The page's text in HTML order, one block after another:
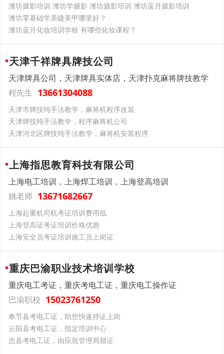
潍坊摄影培训 潍坊学摄影 潍坊摄影培训 潍坊蓝月摄影培训
潍坊零基础学美睫美甲哪里好？
潍坊蓝月化妆培训学校 有哪些化妆课程？
天津千祥牌具牌技公司
天津牌具公司，天津牌具实体店，天津扑克麻将牌技教学
程先生 13661304088
天津市牌技纯手法教学，麻将机程序改装
天津牌技纯手法教学，程序麻将机公司
天津河北区牌技纯手法教学，麻将机安装程序
上海指思教育科技有限公司
上海电工培训，上海焊工培训，上海登高培训
姚老师 13671682667
上海起重机司机考证培训费用低
上海登高证考证培训价格优惠
上海安全员考证培训施工员上岗证
重庆巴渝职业技术培训学校
重庆电工考证，重庆考电工证，重庆电工操作证
巴渝职校 15023761250
奉节县考电工证，助您快速持证上岗
云阳县考电工证，指定培训中心
忠县考电工证，由应急管理局颁证